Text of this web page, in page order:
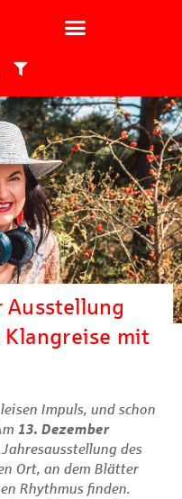
Ausstellung
Klangreise mit
Impuls, und schon
13. Dezember
des
Ort, an dem Blätter
Rhythmus finden.